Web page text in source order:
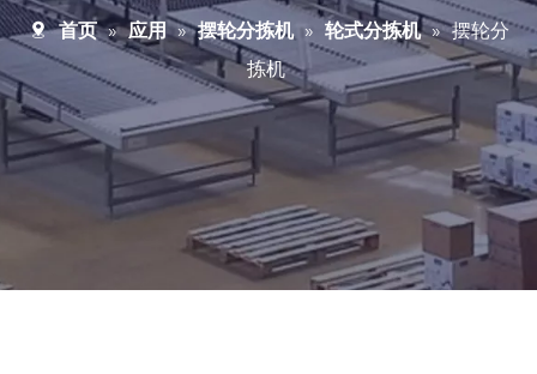
首页 » 应用 » 摆轮分拣机 » 轮式分拣机 » 摆轮分
拣机